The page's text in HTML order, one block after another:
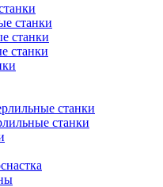
станки
станки
станки
станки
станки